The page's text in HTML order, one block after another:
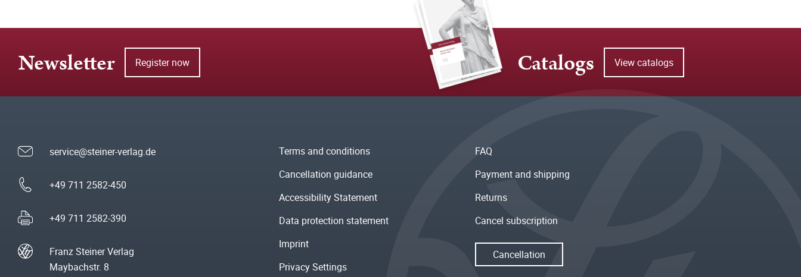
Newsletter Register now Catalogs View catalogs
service@steiner-verlag.de
+49 711 2582-450
+49 711 2582-390
Franz Steiner Verlag
Maybachstr. 8
Terms and conditions
Cancellation guidance
Accessibility Statement
Data protection statement
Imprint
Privacy Settings
FAQ
Payment and shipping
Returns
Cancel subscription
Cancellation